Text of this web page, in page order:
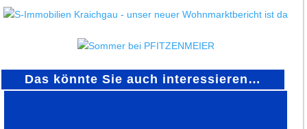
Das könnte Sie auch interessieren…